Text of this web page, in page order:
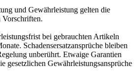
und Gewährleistung gelten die
Vorschriften.
bei gebrauchten Artikeln
Schadensersatzansprüche bleiben
unberührt. Etwaige Garantien
gesetzlichen Gewährleistungsansprüche